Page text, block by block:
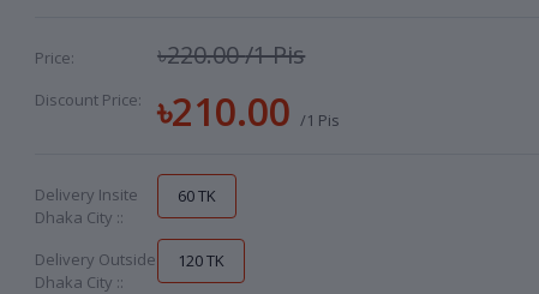
Price: ৳220.00/1 Pis
Discount Price: ৳210.00/1 Pis
Delivery Insite
Dhaka City ::
60 TK
Delivery Outside
Dhaka City ::
120 TK